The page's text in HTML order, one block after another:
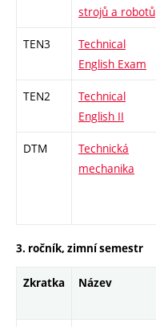
strojů a robotů
TEN3
Technical
English Exam
TEN2
Technical
English II
DTM
Technická
mechanika
3. ročník, zimní semestr
Zkratka Název